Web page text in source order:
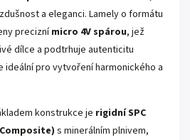
a eleganci. Lamely o formátu
preciznímicro 4V spárou, jež
dílce a podtrhuje autenticitu
ideální pro vytvoření harmonického a
konstrukce je rigidní SPC
s minerálním plnivem,